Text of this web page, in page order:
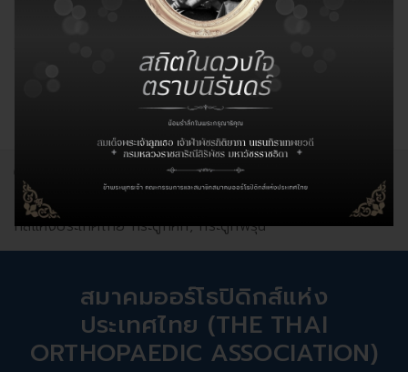
ไทย สัญจร
โครงการเสริมสร้างกระดูกแข็งแรงทั่วไทย - สมาคมออร์โธปิดิ
กส์แห่งประเทศไทย กระดูกหัก, กระดูกพรุน
สมาคมออร์โธปิดิกส์แห่ง
ประเทศไทย (THE THAI
ORTHOPAEDIC ASSOCIATION)